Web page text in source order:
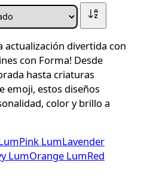
actualización divertida con
con Forma! Desde
hasta criaturas
emoji, estos diseños
color y brillo a
LumLavender
LumOrange LumRed